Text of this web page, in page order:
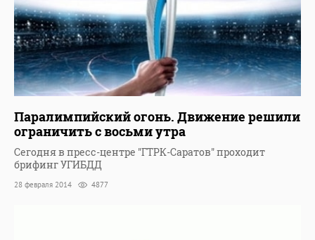
Паралимпийский огонь. Движение решили
ограничить с восьми утра
Сегодня в пресс-центре "ГТРК-Саратов" проходит
брифинг УГИБДД
28 февраля 2014 4877